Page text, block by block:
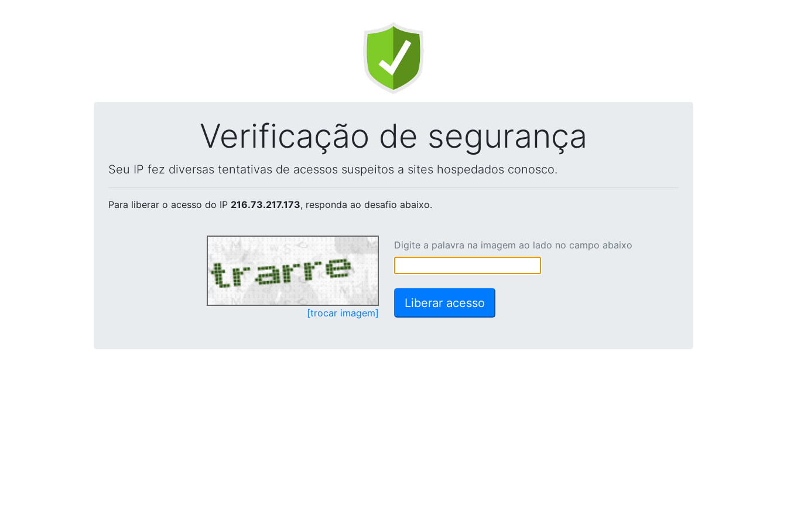
Verificação de segurança
Seu IP fez diversas tentativas de acessos suspeitos a sites hospedados conosco.
Para liberar o acesso do IP 216.73.217.173, responda ao desafio abaixo.
[trocar imagem]
Digite a palavra na imagem ao lado no campo abaixo